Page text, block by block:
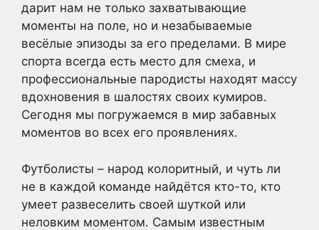
дарит нам не только захватывающие
моменты на поле, но и незабываемые
весёлые эпизоды за его пределами. В мире
спорта всегда есть место для смеха, и
профессиональные пародисты находят массу
вдохновения в шалостях своих кумиров.
Сегодня мы погружаемся в мир забавных
моментов во всех его проявлениях.
Футболисты – народ колоритный, и чуть ли
не в каждой команде найдётся кто-то, кто
умеет развеселить своей шуткой или
неловким моментом. Самым известным